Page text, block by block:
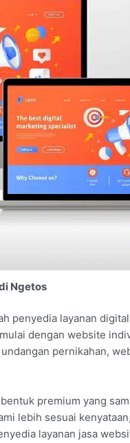
Ngetos
penyedia layanan
dengan website
pernikahan,
premium yang
lebih sesuai
layanan jasa